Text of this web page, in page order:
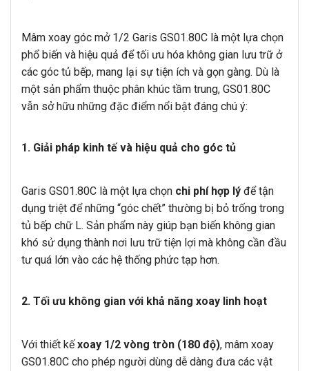
Mâm xoay góc mở 1/2 Garis GS01.80C là một lựa chọn
phổ biến và hiệu quả để tối ưu hóa không gian lưu trữ ở
các góc tủ bếp, mang lại sự tiện ích và gọn gàng. Dù là
một sản phẩm thuộc phân khúc tầm trung, GS01.80C
vẫn sở hữu những đặc điểm nổi bật đáng chú ý:
1. Giải pháp kinh tế và hiệu quả cho góc tủ
Garis GS01.80C là một lựa chọn chi phí hợp lý để tận
dụng triệt để những “góc chết” thường bị bỏ trống trong
tủ bếp chữ L. Sản phẩm này giúp bạn biến không gian
khó sử dụng thành nơi lưu trữ tiện lợi mà không cần đầu
tư quá lớn vào các hệ thống phức tạp hơn.
2. Tối ưu không gian với khả năng xoay linh hoạt
Với thiết kếxoay 1/2 vòng tròn (180 độ), mâm xoay
GS01.80C cho phép người dùng dễ dàng đưa các vật